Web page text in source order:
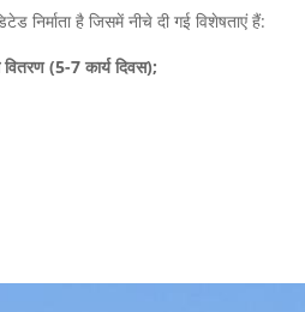
है जिसमें नीचे दी गई विशेषताएं हैं:
(5-7 कार्य दिवस);